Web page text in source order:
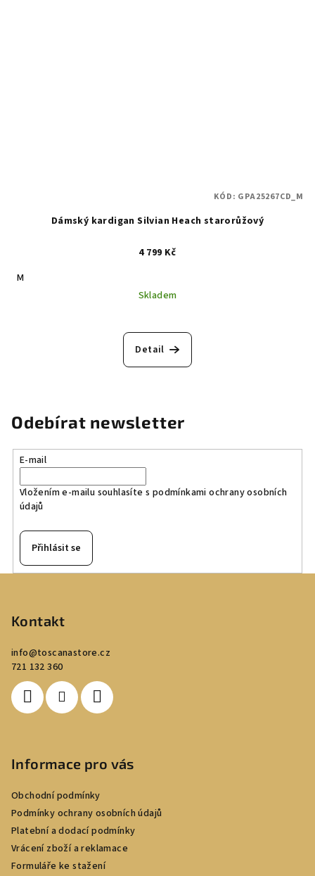
Dámský kardigan Silvian Heach starorůžový
4 799 Kč
M
Skladem
Detail
KÓD: GPA25267CD_M
Odebírat newsletter
E-mail
Vložením e-mailu souhlasíte s podmínkami ochrany osobních
údajů
Přihlásit se
Kontakt
info@toscanastore.cz
721 132 360
Informace pro vás
Obchodní podmínky
Podmínky ochrany osobních údajů
Platební a dodací podmínky
Vrácení zboží a reklamace
Formuláře ke stažení